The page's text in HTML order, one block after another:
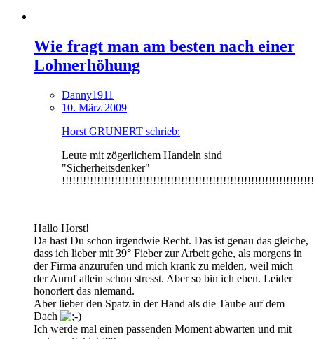
Wie fragt man am besten nach einer
Lohnerhöhung
Danny1911
10. März 2009
Horst GRUNERT schrieb:
Leute mit zögerlichem Handeln sind
"Sicherheitsdenker"
!!!!!!!!!!!!!!!!!!!!!!!!!!!!!!!!!!!!!!!!!!!!!!!!!!!!!!!!!!!!!!!!!!!!!!!!
Hallo Horst!
Da hast Du schon irgendwie Recht. Das ist genau das gleiche,
dass ich lieber mit 39° Fieber zur Arbeit gehe, als morgens in
der Firma anzurufen und mich krank zu melden, weil mich
der Anruf allein schon stresst. Aber so bin ich eben. Leider
honoriert das niemand.
Aber lieber den Spatz in der Hand als die Taube auf dem
Dach
Ich werde mal einen passenden Moment abwarten und mit